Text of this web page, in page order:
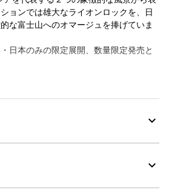
ョンでは雄大なライオンロックを、日
な富士山へのオマージュを捧げていま
日本のみの限定展開、数量限定発売と
オ・ヤン）より
な画材として使用し、自由でのびのびと
、French Eagle（フレンチ・イーグ
を表現しました。”
ク